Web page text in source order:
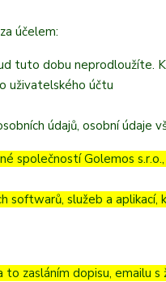
účelem:
tuto dobu neprodloužíte.
uživatelského účtu
údajů, osobní
společností Golemos
softwarů, služeb a
to zasláním dopisu, emailu